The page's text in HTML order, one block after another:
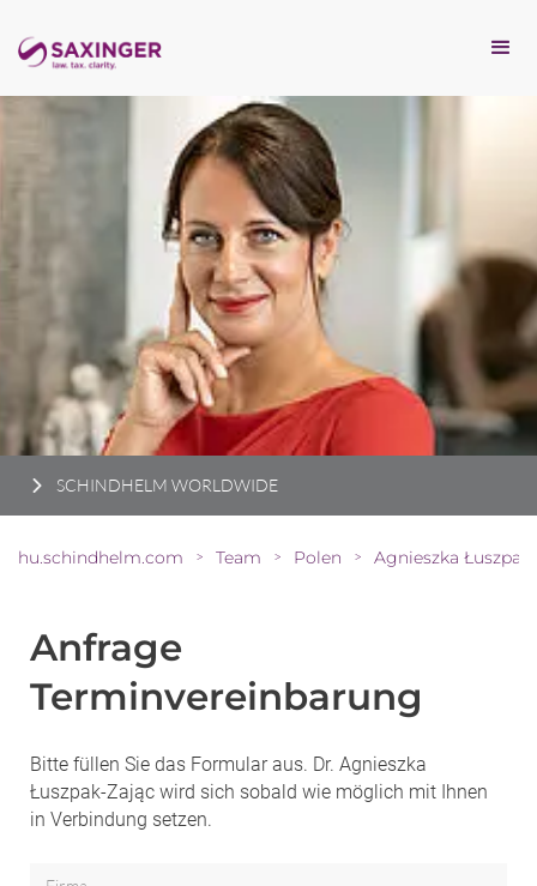
SCHINDHELM WORLDWIDE
hu.schindhelm.com > Team > Polen >
Anfrage
Terminvereinbarung
Bitte füllen Sie das Formular aus. Dr. Agnieszka
Łuszpak-Zając wird sich sobald wie möglich mit Ihnen
in Verbindung setzen.